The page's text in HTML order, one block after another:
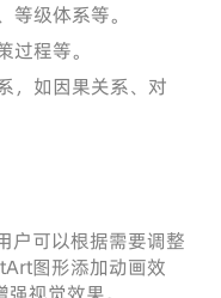
等级体系等。
过程等。
，如因果关系、对
户可以根据需要调整
图形添加动画效